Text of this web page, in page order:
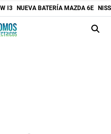
I3 NUEVA BATERÍA MAZDA 6E